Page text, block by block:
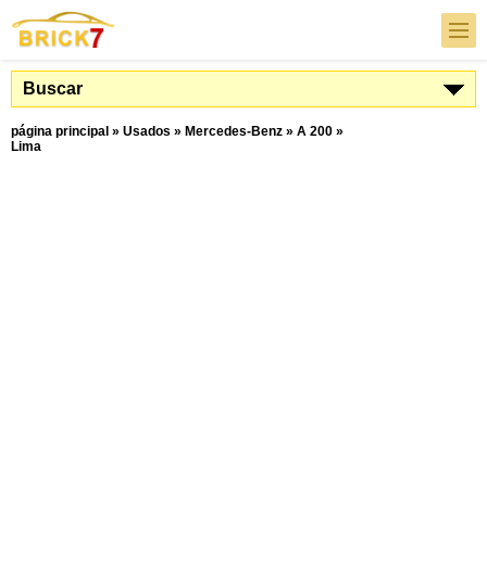
Buscar
página principal » Usados » Mercedes-Benz » A 200 »
Lima